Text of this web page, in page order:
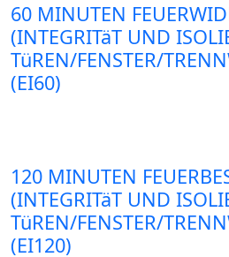
60 MINUTEN
(INTEGRITäT UND
TüREN/FENSTER/
(EI60)
120 MINUTEN
(INTEGRITäT UND
TüREN/FENSTER/
(EI120)